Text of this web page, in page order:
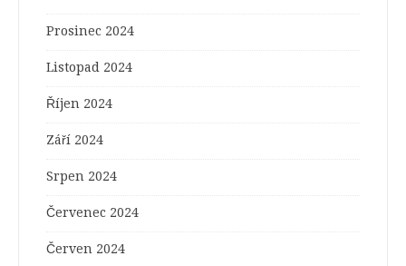
Prosinec 2024
Listopad 2024
Říjen 2024
Září 2024
Srpen 2024
Červenec 2024
Červen 2024